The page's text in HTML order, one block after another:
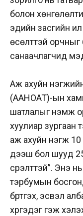
болон
эдийн засгийн
өсөлттэй орчныг
санаачлагчид
Аж ахуйн
(ААНОАТ)-ын
шатлалыг нэмж
хуулиар зургаан
аж ахуйн нэгж 10
дээш бол шууд
үсрэлттэй”. Энэ
тэрбумын
бүртгэх, эсвэл
хүргэдэг гэж